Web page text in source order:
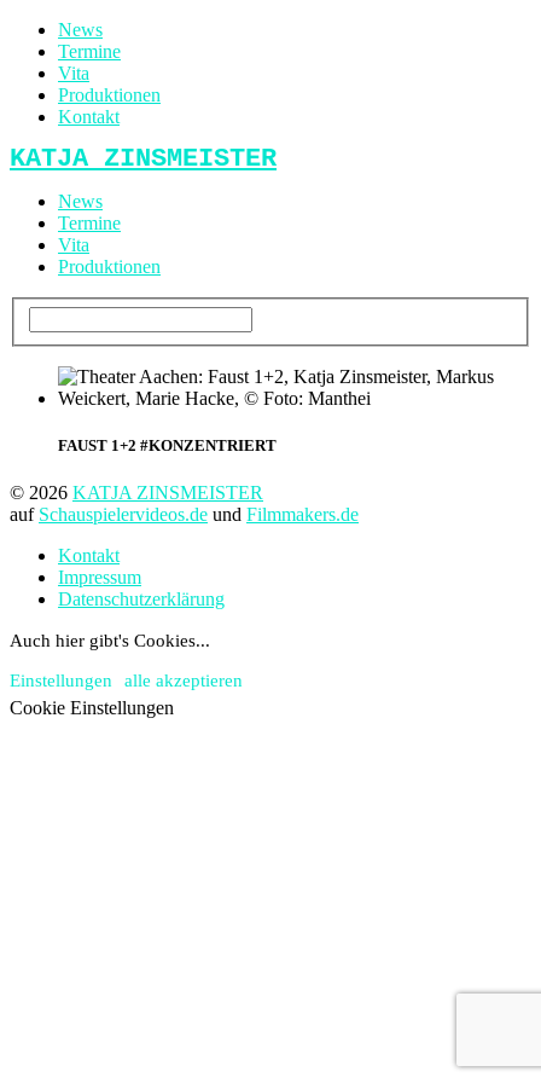
News
Termine
Vita
Produktionen
Kontakt
KATJA ZINSMEISTER
News
Termine
Vita
Produktionen
FAUST 1+2 #KONZENTRIERT
© 2026 KATJA ZINSMEISTER
auf Schauspielervideos.de und Filmmakers.de
Kontakt
Impressum
Datenschutzerklärung
Auch hier gibt's Cookies...
Einstellungen alle akzeptieren
Cookie Einstellungen